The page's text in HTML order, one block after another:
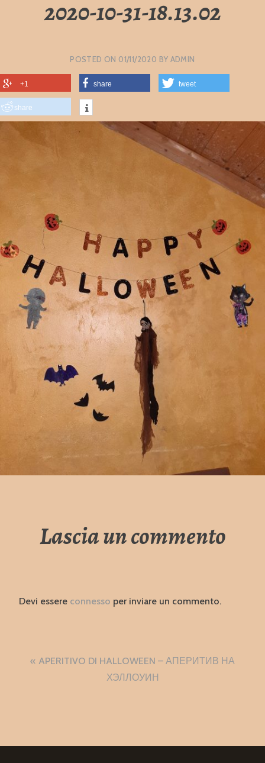
2020-10-31-18.13.02
POSTED ON 01/11/2020 BY ADMIN
+1 share tweet
share
Lascia un commento
Devi essere connesso per inviare un commento.
Navigazione
APERITIVO DI HALLOWEEN – АПЕРИТИВ НА
ХЭЛЛОУИН